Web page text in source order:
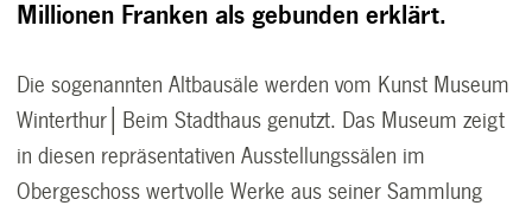
Millionen Franken als gebunden erklärt.
Die sogenannten Altbausäle werden vom Kunst Museum
Winterthur│Beim Stadthaus genutzt. Das Museum zeigt
in diesen repräsentativen Ausstellungssälen im
Obergeschoss wertvolle Werke aus seiner Sammlung